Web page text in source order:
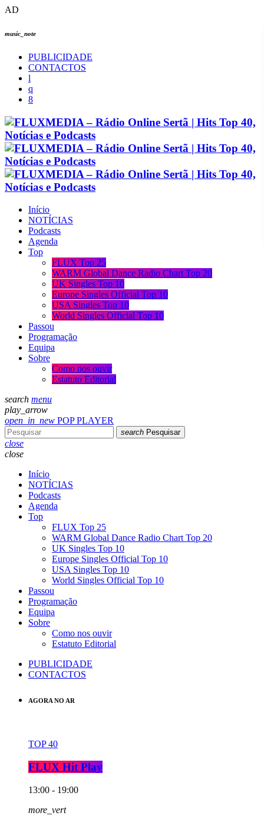
AD
music_note
PUBLICIDADE
CONTACTOS
Início
NOTÍCIAS
Podcasts
Agenda
Top
FLUX Top 25
WARM Global Dance Radio Chart Top 20
UK Singles Top 10
Europe Singles Official Top 10
USA Singles Top 10
World Singles Official Top 10
Passou
Programação
Equipa
Sobre
Como nos ouvir
Estatuto Editorial
search menu
play_arrow
open_in_new POP PLAYER
search Pesquisar
close
close
Início
NOTÍCIAS
Podcasts
Agenda
Top
FLUX Top 25
WARM Global Dance Radio Chart Top 20
UK Singles Top 10
Europe Singles Official Top 10
USA Singles Top 10
World Singles Official Top 10
Passou
Programação
Equipa
Sobre
Como nos ouvir
Estatuto Editorial
PUBLICIDADE
CONTACTOS
AGORA NO AR
TOP 40
FLUX Hit Play
13:00 - 19:00
more_vert